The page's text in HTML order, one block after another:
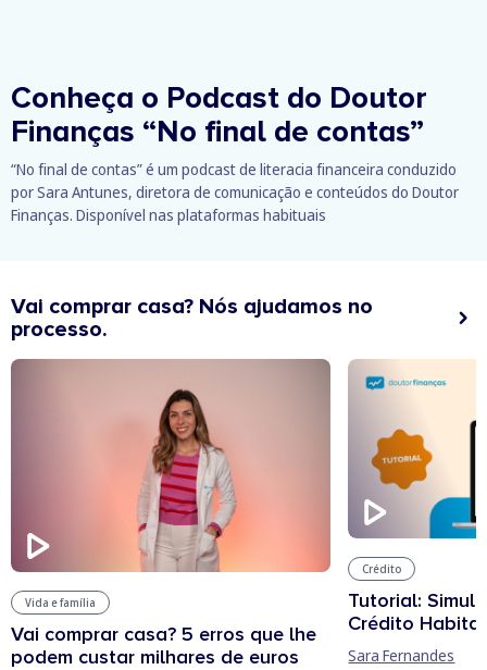
Conheça o Podcast do Doutor
Finanças “No final de contas”
“No final de contas” é um podcast de literacia financeira conduzido
por Sara Antunes, diretora de comunicação e conteúdos do Doutor
Finanças. Disponível nas plataformas habituais
Vai comprar casa? Nós ajudamos no
processo.
Vida e família
Vai comprar casa? 5 erros que lhe
podem custar milhares de euros
Crédito
Tutorial:
Crédito
Sara Fernandes